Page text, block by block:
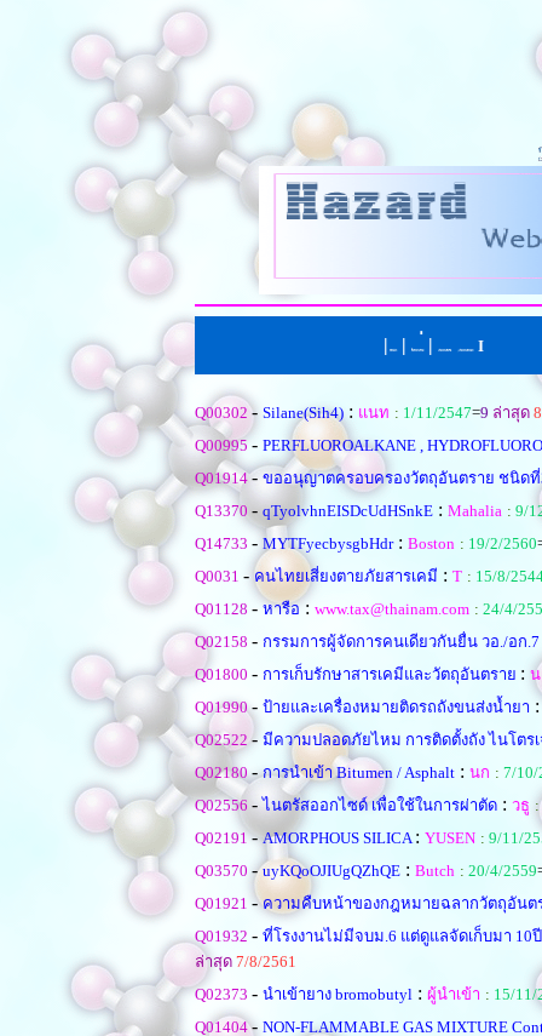
| | ่ | I
Q00302 - Silane(Sih4) : แนท : 1/11/2547=9 ล่าสุด
Q00995 - PERFLUOROALKANE ,
Q01914- ขออนุญาตครอบครองวัตถุอันตราย ชนิด
Q13370 -qTyolvhnEISDcUdHSnkE : Mahalia : 9/
Q14733 - MYTFyecbysgbHdr: Boston : 19/2/2560
Q0031 - คนไทยเสี่ยงตายภัยสารเคมี : T : 15/8/
Q01128 - หารือ: www.tax@thainam.com : 24/4/
Q02158 - กรรมการผู้จัดการคนเดียวกันยื่น วอ./อก.7
Q01800 - การเก็บรักษาสารเคมีและวัตถุอันตราย :
Q01990- ป้ายและเครื่องหมายติดรถถังขนส่งน้ำยา
Q02522 - มีความปลอดภัยไหม การติดตั้งถัง ไนโต
Q02180-การนำเข้า Bitumen / Asphalt : นก : 7/10/
Q02556 -ไนตรัสออกไซด์ เพื่อใช้ในการผ่าตัด : วธู :
Q02191-AMORPHOUS SILICA: YUSEN : 9/11/
Q03570 -uyKQoOJIUgQZhQE : Butch : 20/4/2559
Q01921 -ความคืบหน้าของกฎหมายฉลากวัตถุอันต
Q01932 - ที่โรงงานไม่มีจบม.6 แต่ดูแลจัดเก็บมา 10
ล่าสุด 7/8/2561
Q02373 - นำเข้ายาง bromobutyl : ผู้นำเข้า : 15/11/
Q01404 - NON-FLAMMABLE GAS MIXTURE